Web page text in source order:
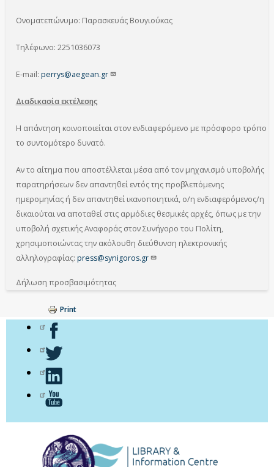
Ονοματεπώνυμο: Παρασκευάς Βουγιούκας
Τηλέφωνο: 2251036073
E-mail: perrys@aegean.gr
Διαδικασία εκτέλεσης
Η απάντηση κοινοποιείται στον ενδιαφερόμενο με πρόσφορο τρόπο
το συντομότερο δυνατό.
Αν το αίτημα που αποστέλλεται μέσα από τον μηχανισμό υποβολής
παρατηρήσεων δεν απαντηθεί εντός της προβλεπόμενης
ημερομηνίας ή δεν απαντηθεί ικανοποιητικά, ο/η ενδιαφερόμενος/η
δικαιούται να αποταθεί στις αρμόδιες θεσμικές αρχές, όπως με την
υποβολή σχετικής Αναφοράς στον Συνήγορο του Πολίτη,
χρησιμοποιώντας την ακόλουθη διεύθυνση ηλεκτρονικής
αλληλογραφίας: press@synigoros.gr
Δήλωση προσβασιμότητας
Print